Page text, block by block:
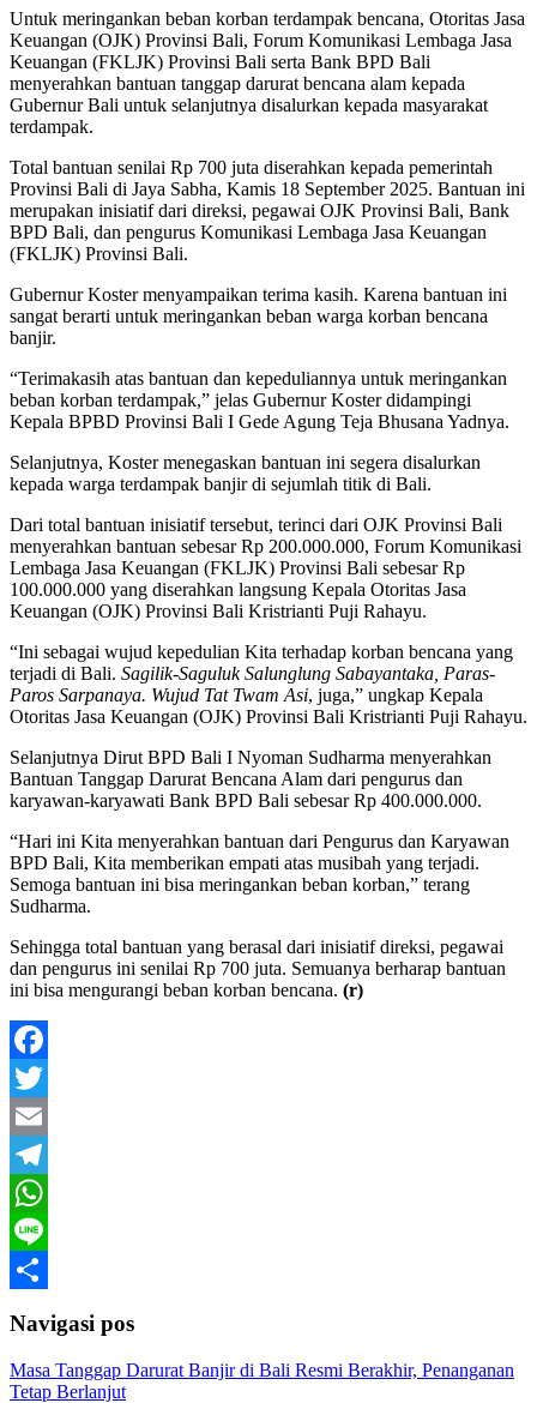
Untuk meringankan beban korban terdampak bencana, Otoritas Jasa
Keuangan (OJK) Provinsi Bali, Forum Komunikasi Lembaga Jasa
Keuangan (FKLJK) Provinsi Bali serta Bank BPD Bali
menyerahkan bantuan tanggap darurat bencana alam kepada
Gubernur Bali untuk selanjutnya disalurkan kepada masyarakat
terdampak.
Total bantuan senilai Rp 700 juta diserahkan kepada pemerintah
Provinsi Bali di Jaya Sabha, Kamis 18 September 2025. Bantuan ini
merupakan inisiatif dari direksi, pegawai OJK Provinsi Bali, Bank
BPD Bali, dan pengurus Komunikasi Lembaga Jasa Keuangan
(FKLJK) Provinsi Bali.
Gubernur Koster menyampaikan terima kasih. Karena bantuan ini
sangat berarti untuk meringankan beban warga korban bencana
banjir.
“Terimakasih atas bantuan dan kepeduliannya untuk meringankan
beban korban terdampak,” jelas Gubernur Koster didampingi
Kepala BPBD Provinsi Bali I Gede Agung Teja Bhusana Yadnya.
Selanjutnya, Koster menegaskan bantuan ini segera disalurkan
kepada warga terdampak banjir di sejumlah titik di Bali.
Dari total bantuan inisiatif tersebut, terinci dari OJK Provinsi Bali
menyerahkan bantuan sebesar Rp 200.000.000, Forum Komunikasi
Lembaga Jasa Keuangan (FKLJK) Provinsi Bali sebesar Rp
100.000.000 yang diserahkan langsung Kepala Otoritas Jasa
Keuangan (OJK) Provinsi Bali Kristrianti Puji Rahayu.
“Ini sebagai wujud kepedulian Kita terhadap korban bencana yang
terjadi di Bali. Sagilik-Saguluk Salunglung Sabayantaka, Paras-
Paros Sarpanaya. Wujud Tat Twam Asi, juga,” ungkap Kepala
Otoritas Jasa Keuangan (OJK) Provinsi Bali Kristrianti Puji Rahayu.
Selanjutnya Dirut BPD Bali I Nyoman Sudharma menyerahkan
Bantuan Tanggap Darurat Bencana Alam dari pengurus dan
karyawan-karyawati Bank BPD Bali sebesar Rp 400.000.000.
“Hari ini Kita menyerahkan bantuan dari Pengurus dan Karyawan
BPD Bali, Kita memberikan empati atas musibah yang terjadi.
Semoga bantuan ini bisa meringankan beban korban,” terang
Sudharma.
Sehingga total bantuan yang berasal dari inisiatif direksi, pegawai
dan pengurus ini senilai Rp 700 juta. Semuanya berharap bantuan
ini bisa mengurangi beban korban bencana. (r)
Facebook
Twitter
Email
Telegram
WhatsApp
Line
Navigasi pos
Masa Tanggap Darurat Banjir di Bali Resmi Berakhir, Penanganan
Tetap Berlanjut